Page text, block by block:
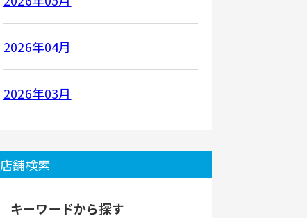
2026年04月
2026年03月
店舗検索
キーワードから探す